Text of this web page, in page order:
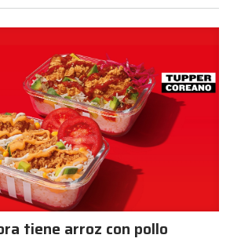
tiene arroz con pollo